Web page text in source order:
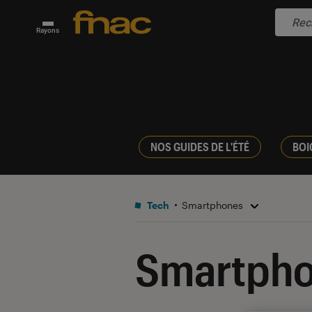
Rayons
NOS GUIDES DE L'ÉTÉ
Tech Smartphones